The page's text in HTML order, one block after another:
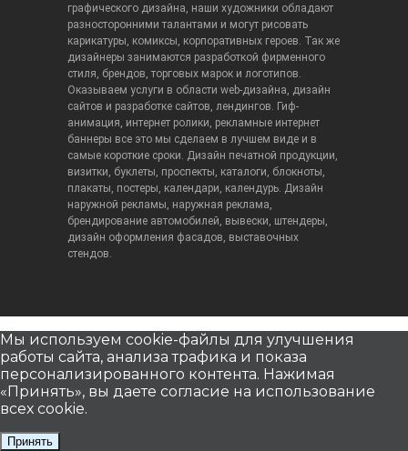
графического дизайна, наши художники обладают
разносторонними талантами и могут рисовать
карикатуры, комиксы, корпоративных героев. Так же
дизайнеры занимаются разработкой фирменного
стиля, брендов, торговых марок и логотипов.
Оказываем услуги в области web-дизайна, дизайн
сайтов и разработке сайтов, лендингов. Гиф-
анимация, интернет ролики, рекламные интернет
баннеры все это мы сделаем в лучшем виде и в
самые короткие сроки. Дизайн печатной продукции,
визитки, буклеты, проспекты, каталоги, блокноты,
плакаты, постеры, календари, календурь. Дизайн
наружной рекламы, наружная реклама,
брендирование автомобилей, вывески, штендеры,
дизайн оформления фасадов, выставочных
стендов.
Мы используем cookie-файлы для улучшения
работы сайта, анализа трафика и показа
персонализированного контента. Нажимая
«Принять», вы даете согласие на использование
всех cookie.
Принять